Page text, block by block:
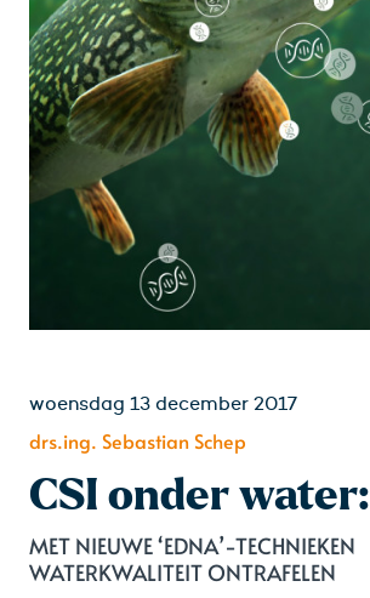
woensdag 13 december 2017
drs.ing. Sebastian Schep
CSI onder water:
MET NIEUWE ‘EDNA’-TECHNIEKEN
WATERKWALITEIT ONTRAFELEN